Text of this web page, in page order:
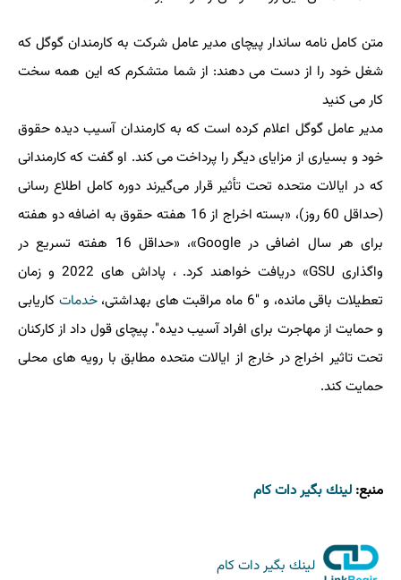
متن کامل نامه ساندار پیچای مدیر عامل شرکت به کارمندان گوگل که
شغل خود را از دست می دهند: از شما متشکرم که این همه سخت
کار می کنید
مدیر عامل گوگل اعلام کرده است که به کارمندان آسیب دیده حقوق
خود و بسیاری از مزایای دیگر را پرداخت می کند. او گفت که کارمندانی
که در ایالات متحده تحت تأثیر قرار می‌گیرند دوره کامل اطلاع رسانی
(حداقل 60 روز)، «بسته اخراج از 16 هفته حقوق به اضافه دو هفته
برای هر سال اضافی در Google»، «حداقل 16 هفته تسریع در
واگذاری GSU» دریافت خواهند کرد. ، پاداش های 2022 و زمان
تعطیلات باقی مانده، و "6 ماه مراقبت های بهداشتی،
خدمات کاریابی
و حمایت از مهاجرت برای افراد آسیب دیده". پیچای قول داد از کارکنان
تحت تاثیر اخراج در خارج از ایالات متحده مطابق با رویه های محلی
حمایت کند.
منبع: لینك بگیر دات كام
لینك بگیر دات كام